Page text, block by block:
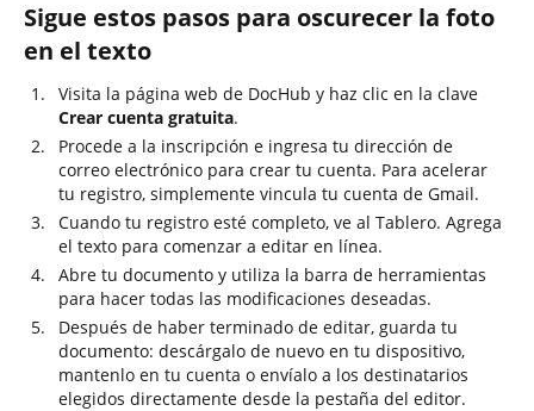
Sigue estos pasos para oscurecer la foto
en el texto
Visita la página web de DocHub y haz clic en la clave
Crear cuenta gratuita.
Procede a la inscripción e ingresa tu dirección de
correo electrónico para crear tu cuenta. Para acelerar
tu registro, simplemente vincula tu cuenta de Gmail.
Cuando tu registro esté completo, ve al Tablero. Agrega
el texto para comenzar a editar en línea.
Abre tu documento y utiliza la barra de herramientas
para hacer todas las modificaciones deseadas.
Después de haber terminado de editar, guarda tu
documento: descárgalo de nuevo en tu dispositivo,
mantenlo en tu cuenta o envíalo a los destinatarios
elegidos directamente desde la pestaña del editor.